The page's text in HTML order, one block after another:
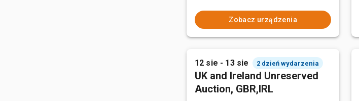
Zobacz urządzenia
12 sie - 13 sie 2 dzień wydarzenia
UK and Ireland Unreserved
Auction, GBR,IRL